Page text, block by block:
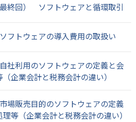
終回） ソフトウェアと循環取引
フトウェアの導入費用の取扱い
社利用のソフトウェアの定義と会
企業会計と税務会計の違い）
場販売目的のソフトウェアの定義
理等（企業会計と税務会計の違い）